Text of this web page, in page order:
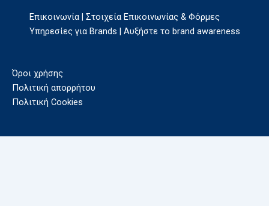
Επικοινωνία | Στοιχεία Επικοινωνίας & Φόρμες
Υπηρεσίες για Brands | Αυξήστε το brand awareness
Όροι χρήσης
Πολιτική απορρήτου
Πολιτική Cookies